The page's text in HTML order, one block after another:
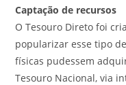
Captação de recursos
O Tesouro Direto foi
popularizar esse tipo
físicas pudessem
Tesouro Nacional, via